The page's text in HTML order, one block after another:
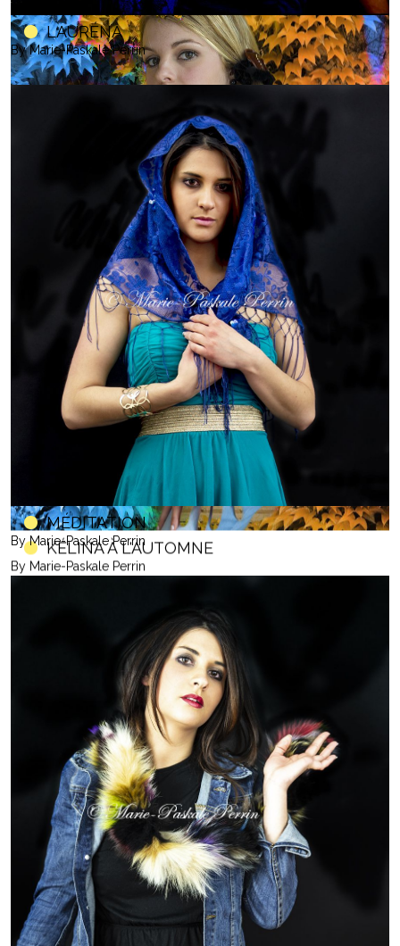
KÉLINA À L'AUTOMNE
By Marie-Paskale Perrin
LAURÉNA
By Marie-Paskale Perrin
MÉDITATION
By Marie-Paskale Perrin